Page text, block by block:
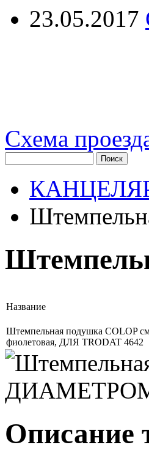
23.05.2017
Схема
Название
Штемпельная подушка COLOP
фиолетовая, ДЛЯ TRODAT 4642
Описание